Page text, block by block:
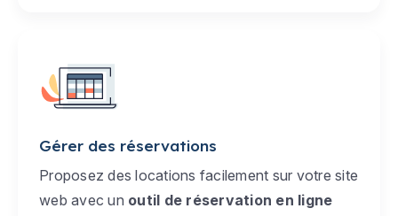
Gérer des réservations
Proposez des locations facilement sur votre site
web avec un outil de réservation en ligne